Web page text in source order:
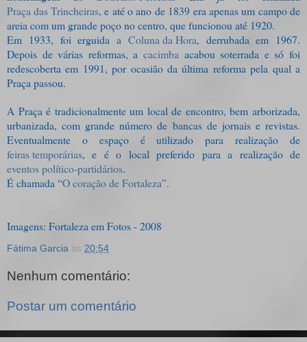
Praça das Trincheiras, e até o ano de 1839 era apenas um campo de
areia com um grande poço no centro, que funcionou até 1920.
Em 1933, foi erguida a Coluna da Hora, derrubada em 1967.
Depois de várias reformas, a cacimba acabou soterrada e só foi
redescoberta em 1991, por ocasião da última reforma pela qual a
Praça passou.
A Praça é tradicionalmente um local de encontro, bem arborizada,
urbanizada, com grande número de bancas de jornais e revistas.
Eventualmente o espaço é utilizado para realização de
feiras temporárias, e é o local preferido para a realização de
eventos político-partidários.
É chamada “O coração de Fortaleza”.
Imagens: Fortaleza em Fotos - 2008
Fátima Garcia às 20:54
Nenhum comentário:
Postar um comentário